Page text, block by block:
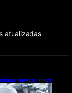
atualizadas
novas, mas
lentamente